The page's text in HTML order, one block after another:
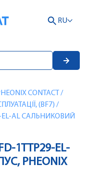
RU
CONTACT /
(BF7) /
EL-AL САЛЬНИКОВИЙ
1TTP29-EL-
PHEONIX